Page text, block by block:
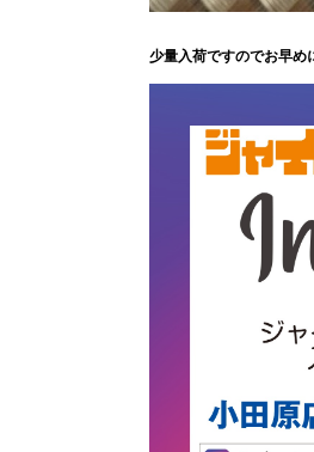
少量入荷ですのでお早め